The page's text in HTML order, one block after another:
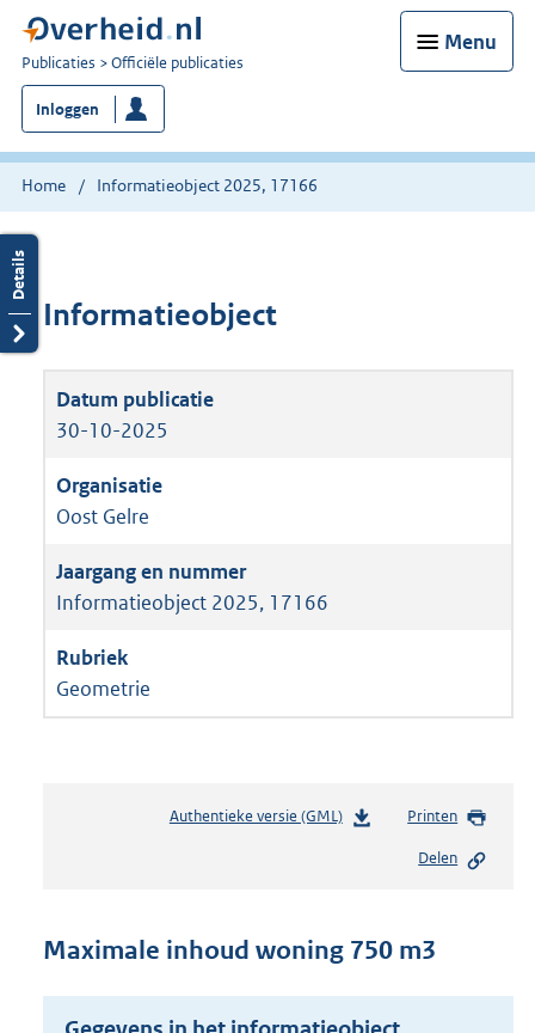
Menu
U
bent
nu
hier:
Publicaties Officiële publicaties
Inloggen
Home Informatieobject 2025, 17166
Informatieobject
30-10-2025
Oost Gelre
Informatieobject 2025, 17166
Geometrie
Authentieke versie (GML)b
n
d
s
Printen
Delen
Maximale inhoud woning 750 m3